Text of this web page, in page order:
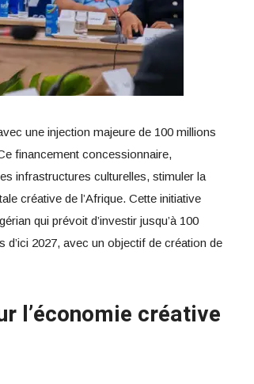
une injection majeure de 100 millions
financement concessionnaire,
infrastructures culturelles, stimuler la
créative de l’Afrique. Cette initiative
qui prévoit d’investir jusqu’à 100
2027, avec un objectif de création de
l’économie créative